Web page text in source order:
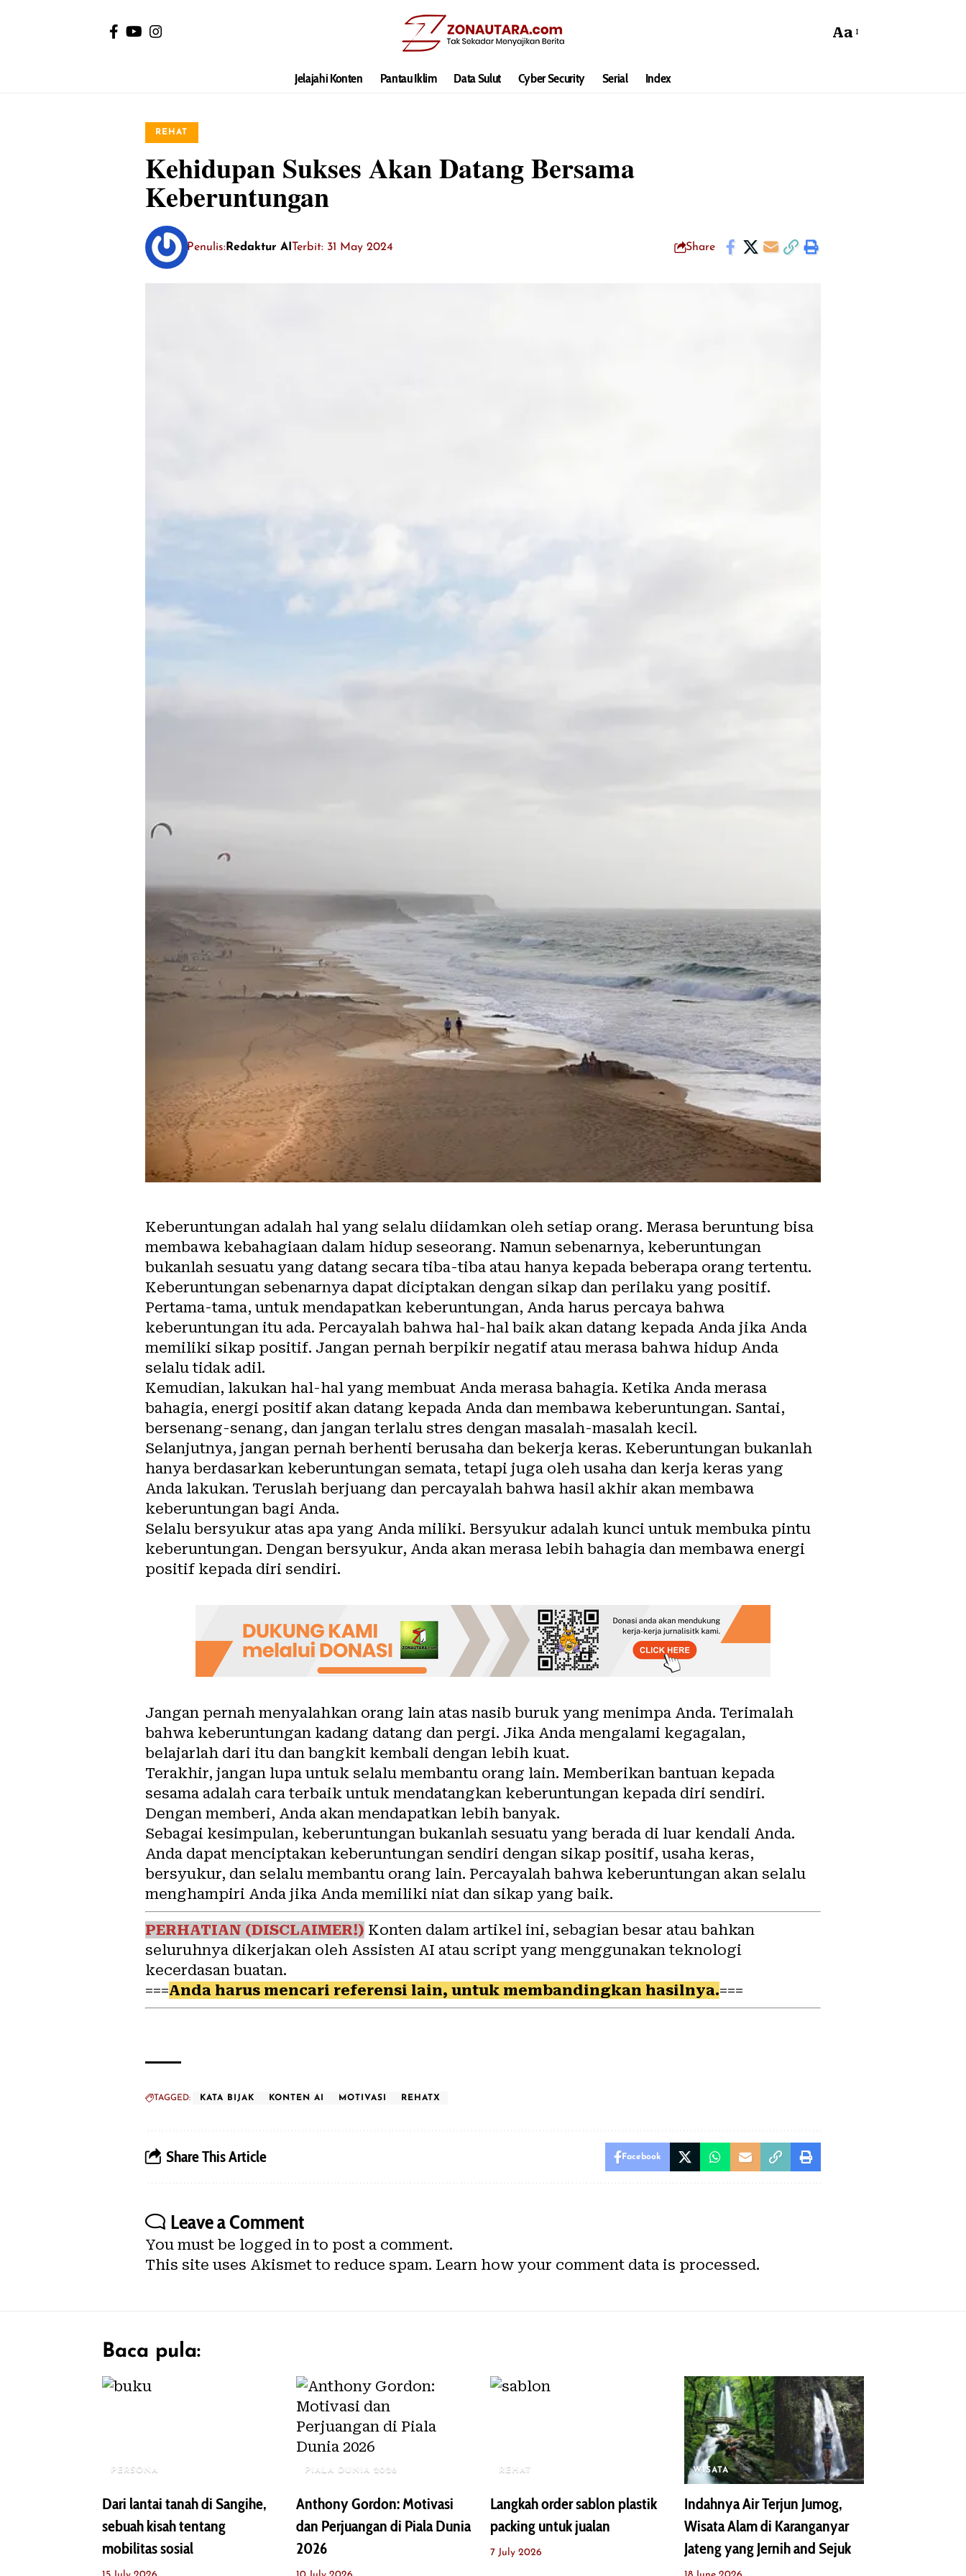
Aa
Jelajahi Konten Pantau Iklim Data Sulut Cyber Security Serial Index
REHAT
Kehidupan Sukses Akan Datang Bersama
Keberuntungan
Penulis:Redaktur AI Terbit: 31 May 2024 Share
Keberuntungan adalah hal yang selalu diidamkan oleh setiap orang. Merasa beruntung bisa
membawa kebahagiaan dalam hidup seseorang. Namun sebenarnya, keberuntungan
bukanlah sesuatu yang datang secara tiba-tiba atau hanya kepada beberapa orang tertentu.
Keberuntungan sebenarnya dapat diciptakan dengan sikap dan perilaku yang positif.
Pertama-tama, untuk mendapatkan keberuntungan, Anda harus percaya bahwa
keberuntungan itu ada. Percayalah bahwa hal-hal baik akan datang kepada Anda jika Anda
memiliki sikap positif. Jangan pernah berpikir negatif atau merasa bahwa hidup Anda
selalu tidak adil.
Kemudian, lakukan hal-hal yang membuat Anda merasa bahagia. Ketika Anda merasa
bahagia, energi positif akan datang kepada Anda dan membawa keberuntungan. Santai,
bersenang-senang, dan jangan terlalu stres dengan masalah-masalah kecil.
Selanjutnya, jangan pernah berhenti berusaha dan bekerja keras. Keberuntungan bukanlah
hanya berdasarkan keberuntungan semata, tetapi juga oleh usaha dan kerja keras yang
Anda lakukan. Teruslah berjuang dan percayalah bahwa hasil akhir akan membawa
keberuntungan bagi Anda.
Selalu bersyukur atas apa yang Anda miliki. Bersyukur adalah kunci untuk membuka pintu
keberuntungan. Dengan bersyukur, Anda akan merasa lebih bahagia dan membawa energi
positif kepada diri sendiri.
Jangan pernah menyalahkan orang lain atas nasib buruk yang menimpa Anda. Terimalah
bahwa keberuntungan kadang datang dan pergi. Jika Anda mengalami kegagalan,
belajarlah dari itu dan bangkit kembali dengan lebih kuat.
Terakhir, jangan lupa untuk selalu membantu orang lain. Memberikan bantuan kepada
sesama adalah cara terbaik untuk mendatangkan keberuntungan kepada diri sendiri.
Dengan memberi, Anda akan mendapatkan lebih banyak.
Sebagai kesimpulan, keberuntungan bukanlah sesuatu yang berada di luar kendali Anda.
Anda dapat menciptakan keberuntungan sendiri dengan sikap positif, usaha keras,
bersyukur, dan selalu membantu orang lain. Percayalah bahwa keberuntungan akan selalu
menghampiri Anda jika Anda memiliki niat dan sikap yang baik.
PERHATIAN (DISCLAIMER!) Konten dalam artikel ini, sebagian besar atau bahkan
seluruhnya dikerjakan oleh Assisten AI atau script yang menggunakan teknologi
kecerdasan buatan.
===Anda harus mencari referensi lain, untuk membandingkan hasilnya.===
TAGGED: KATA BIJAK KONTEN AI MOTIVASI REHATX
Share This Article Facebook
Leave a Comment
You must be logged in to post a comment.
This site uses Akismet to reduce spam. Learn how your comment data is processed.
Baca pula:
PERSONA
Dari lantai tanah di Sangihe,
sebuah kisah tentang
mobilitas sosial
PIALA DUNIA 2026
Anthony Gordon: Motivasi
dan Perjuangan di Piala Dunia
2026
REHAT
Langkah order sablon plastik
packing untuk jualan
7 July 2026
WISATA
Indahnya Air Terjun Jumog,
Wisata Alam di Karanganyar
Jateng yang Jernih and Sejuk